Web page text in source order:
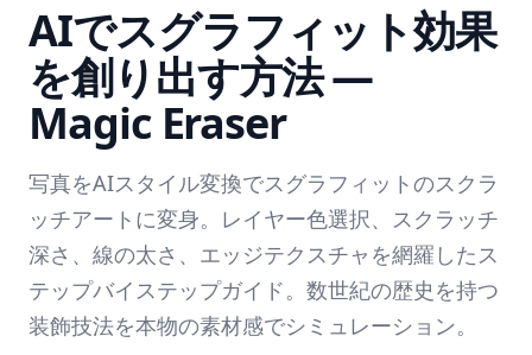
AIでスグラフィット効果
を創り出す方法 —
Magic Eraser
写真をAIスタイル変換でスグラフィットのスクラ
ッチアートに変身。レイヤー色選択、スクラッチ
深さ、線の太さ、エッジテクスチャを網羅したス
テップバイステップガイド。数世紀の歴史を持つ
装飾技法を本物の素材感でシミュレーション。